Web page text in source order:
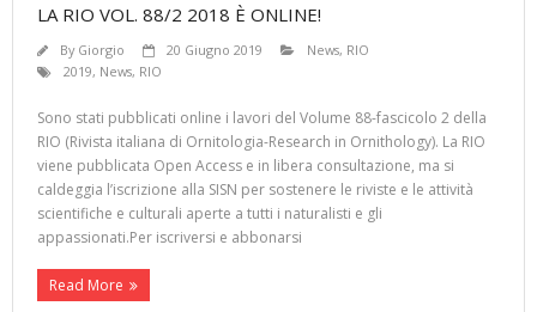
LA RIO VOL. 88/2 2018 È ONLINE!
By Giorgio 20 Giugno 2019 News, RIO
2019, News, RIO
Sono stati pubblicati online i lavori del Volume 88-fascicolo 2 della
RIO (Rivista italiana di Ornitologia-Research in Ornithology). La RIO
viene pubblicata Open Access e in libera consultazione, ma si
caldeggia l’iscrizione alla SISN per sostenere le riviste e le attività
scientifiche e culturali aperte a tutti i naturalisti e gli
appassionati.Per iscriversi e abbonarsi
Read More